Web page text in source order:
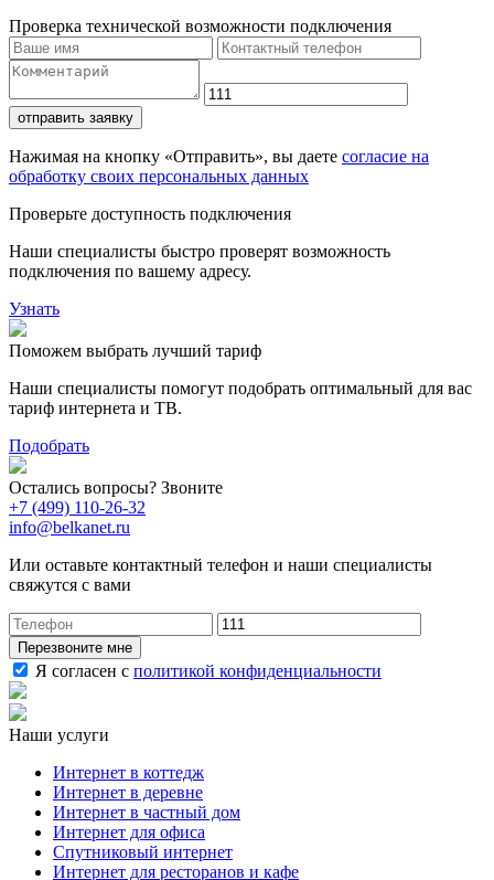
Проверка технической возможности подключения
отправить заявку
Нажимая на кнопку «Отправить», вы даете согласие на
обработку своих персональных данных
Проверьте доступность подключения
Наши специалисты быстро проверят возможность
подключения по вашему адресу.
Узнать
Поможем выбрать лучший тариф
Наши специалисты помогут подобрать оптимальный для вас
тариф интернета и ТВ.
Подобрать
Остались вопросы? Звоните
+7 (499) 110-26-32
info@belkanet.ru
Или оставьте контактный телефон и наши специалисты
свяжутся с вами
Перезвоните мне
Я согласен с политикой конфиденциальности
Наши услуги
Интернет в коттедж
Интернет в деревне
Интернет в частный дом
Интернет для офиса
Спутниковый интернет
Интернет для ресторанов и кафе